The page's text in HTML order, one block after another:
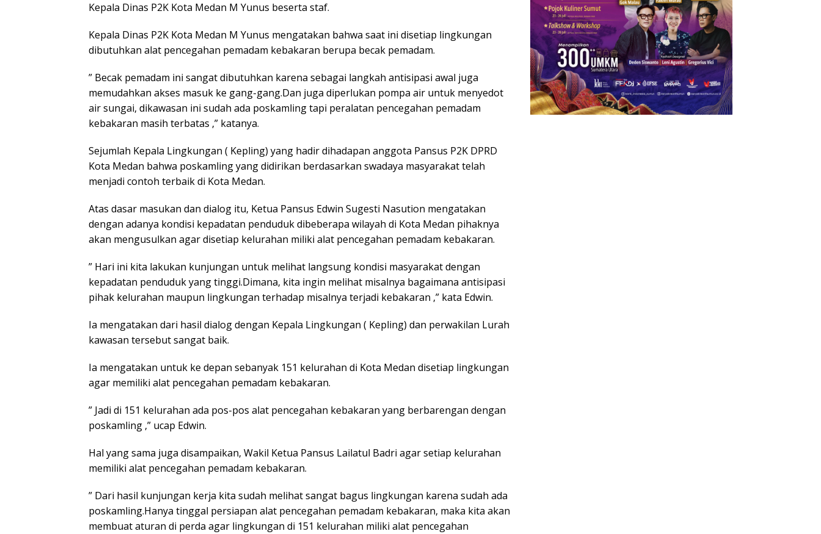
Kepala Dinas P2K Kota Medan M Yunus beserta staf.
Kepala Dinas P2K Kota Medan M Yunus mengatakan bahwa saat ini disetiap lingkungan
dibutuhkan alat pencegahan pemadam kebakaran berupa becak pemadam.
” Becak pemadam ini sangat dibutuhkan karena sebagai langkah antisipasi awal juga
memudahkan akses masuk ke gang-gang.Dan juga diperlukan pompa air untuk menyedot
air sungai, dikawasan ini sudah ada poskamling tapi peralatan pencegahan pemadam
kebakaran masih terbatas ,” katanya.
Sejumlah Kepala Lingkungan ( Kepling) yang hadir dihadapan anggota Pansus P2K DPRD
Kota Medan bahwa poskamling yang didirikan berdasarkan swadaya masyarakat telah
menjadi contoh terbaik di Kota Medan.
Atas dasar masukan dan dialog itu, Ketua Pansus Edwin Sugesti Nasution mengatakan
dengan adanya kondisi kepadatan penduduk dibeberapa wilayah di Kota Medan pihaknya
akan mengusulkan agar disetiap kelurahan miliki alat pencegahan pemadam kebakaran.
” Hari ini kita lakukan kunjungan untuk melihat langsung kondisi masyarakat dengan
kepadatan penduduk yang tinggi.Dimana, kita ingin melihat misalnya bagaimana antisipasi
pihak kelurahan maupun lingkungan terhadap misalnya terjadi kebakaran ,” kata Edwin.
Ia mengatakan dari hasil dialog dengan Kepala Lingkungan ( Kepling) dan perwakilan Lurah
kawasan tersebut sangat baik.
Ia mengatakan untuk ke depan sebanyak 151 kelurahan di Kota Medan disetiap lingkungan
agar memiliki alat pencegahan pemadam kebakaran.
” Jadi di 151 kelurahan ada pos-pos alat pencegahan kebakaran yang berbarengan dengan
poskamling ,” ucap Edwin.
Hal yang sama juga disampaikan, Wakil Ketua Pansus Lailatul Badri agar setiap kelurahan
memiliki alat pencegahan pemadam kebakaran.
” Dari hasil kunjungan kerja kita sudah melihat sangat bagus lingkungan karena sudah ada
poskamling.Hanya tinggal persiapan alat pencegahan pemadam kebakaran, maka kita akan
membuat aturan di perda agar lingkungan di 151 kelurahan miliki alat pencegahan